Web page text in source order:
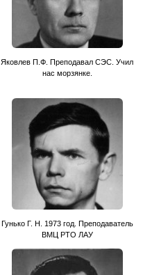
Яковлев П.Ф. Преподавал СЭС. Учил
нас морзянке.
Гунько Г. Н. 1973 год. Преподаватель
ВМЦ РТО ЛАУ